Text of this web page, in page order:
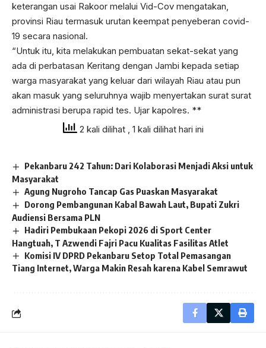
keterangan usai Rakoor melalui Vid-Cov mengatakan,
provinsi Riau termasuk urutan keempat penyeberan covid-
19 secara nasional.
“Untuk itu, kita melakukan pembuatan sekat-sekat yang
ada di perbatasan Keritang dengan Jambi kepada setiap
warga masyarakat yang keluar dari wilayah Riau atau pun
akan masuk yang seluruhnya wajib menyertakan surat surat
administrasi berupa rapid tes. Ujar kapolres. **
2 kali dilihat
, 1 kali dilihat hari ini
Pekanbaru 242 Tahun: Dari Kolaborasi Menjadi Aksi untuk
Masyarakat
Agung Nugroho Tancap Gas Puaskan Masyarakat
Dorong Pembangunan Kabal Bawah Laut, Bupati Zukri
Audiensi Bersama PLN
Hadiri Pembukaan Pekopi 2026 di Sport Center
Hangtuah, T Azwendi Fajri Pacu Kualitas Fasilitas Atlet
Komisi IV DPRD Pekanbaru Setop Total Pemasangan
Tiang Internet, Warga Makin Resah karena Kabel Semrawut